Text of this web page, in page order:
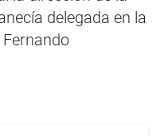
delegada en la